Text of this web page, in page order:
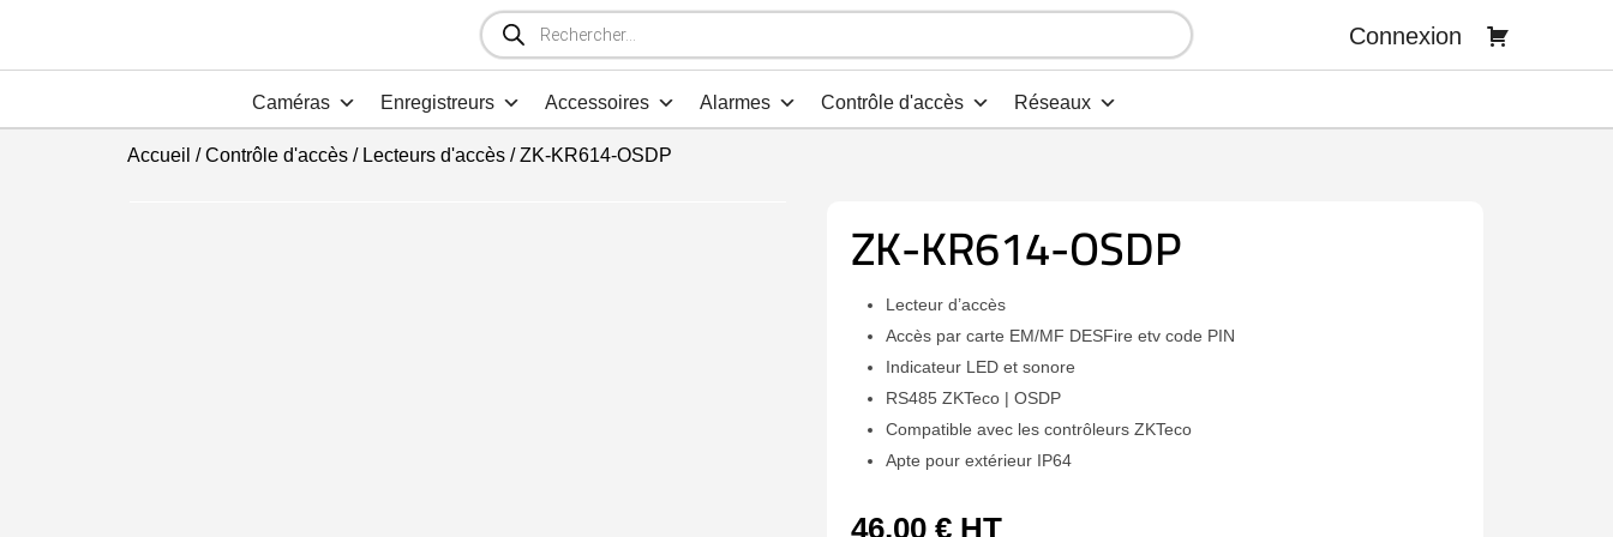
Recherche
de
produits
Connexion
Caméras Enregistreurs Accessoires Alarmes Contrôle d'accès Réseaux
Accueil /Contrôle d'accès/ Lecteurs d'accès/ ZK-KR614-OSDP
ZK-KR614-OSDP
Lecteur d’accès
Accès par carte EM/MF DESFire etv code PIN
Indicateur LED et sonore
RS485 ZKTeco | OSDP
Compatible avec les contrôleurs ZKTeco
Apte pour extérieur IP64
46,00 € HT